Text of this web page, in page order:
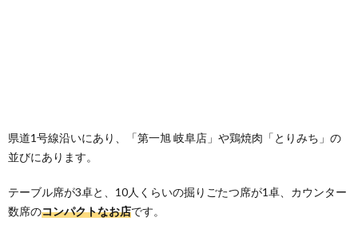
県道1号線沿いにあり、「第一旭 岐阜店」や鶏焼肉「とりみち」の
並びにあります。
テーブル席が3卓と、10人くらいの掘りごたつ席が1卓、カウンター
数席のコンパクトなお店です。